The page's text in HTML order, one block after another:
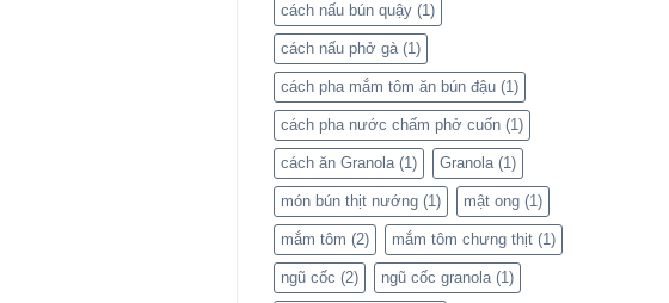
cách nấu bún quậy (1)
cách nấu phở gà(1)
cách pha mắm tôm ăn bún đậu (1)
cách pha nước chấm phở cuốn (1)
cách ăn Granola(1) Granola(1)
món bún thịt nướng (1) mật ong (1)
mắm tôm (2) mắm tôm chưng thịt (1)
ngũ cốc (2) ngũ cốc granola(1)